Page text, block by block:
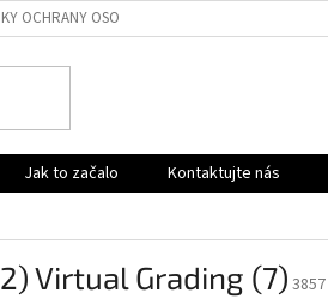
OCHRANY OSOBNÍCH ÚDAJŮ
Jak to začalo Kontaktujte nás
Virtual Grading (7)3857